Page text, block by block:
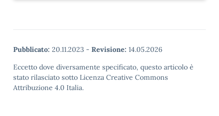
Pubblicato: 20.11.2023 - Revisione: 14.05.2026
Eccetto dove diversamente specificato, questo articolo è
stato rilasciato sotto Licenza Creative Commons
Attribuzione 4.0 Italia.